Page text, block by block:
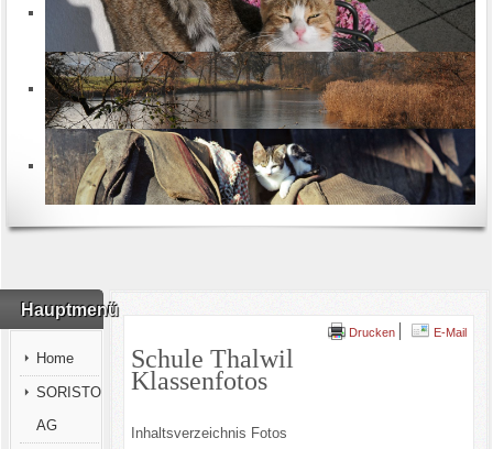
Hauptmenü
Home
SORISTO
AG
Drucken E-Mail
Schule Thalwil
Klassenfotos
Inhaltsverzeichnis Fotos